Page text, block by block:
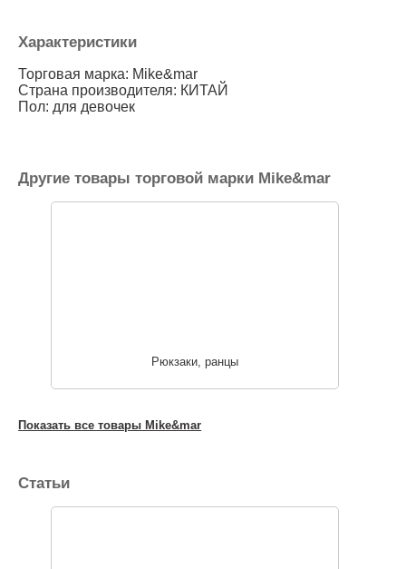
Характеристики
Торговая марка: Mike&mar
Страна производителя: КИТАЙ
Пол: для девочек
Другие товары торговой марки Mike&mar
Рюкзаки, ранцы
Показать все товары Mike&mar
Статьи